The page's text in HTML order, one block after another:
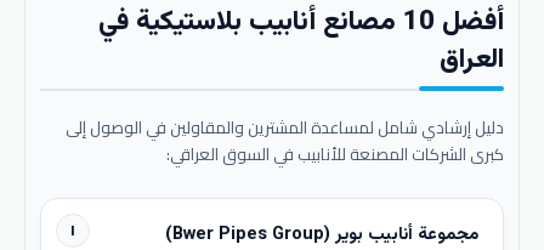
أفضل 10 مصانع أنابيب بلاستيكية في
العراق
دليل إرشادي شامل لمساعدة المشترين والمقاولين في الوصول إلى
كبرى الشركات المصنعة للأنابيب في السوق العراقي:
١ مجموعة أنابيب بوير (Bwer Pipes Group)